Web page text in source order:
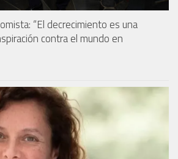
“El decrecimiento es una
contra el mundo en